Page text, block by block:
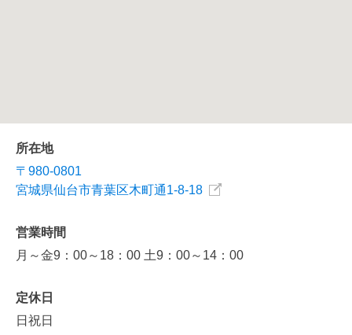
所在地
〒980-0801
宮城県仙台市青葉区木町通1-8-18
営業時間
月～金9：00～18：00 土9：00～14：00
定休日
日祝日